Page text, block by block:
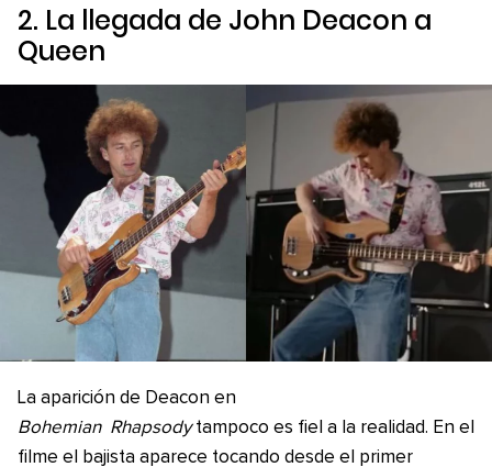
2. La llegada de John Deacon a
Queen
La aparición de Deacon en
Bohemian Rhapsodytampoco es fiel a la realidad. En el
filme el bajista aparece tocando desde el primer